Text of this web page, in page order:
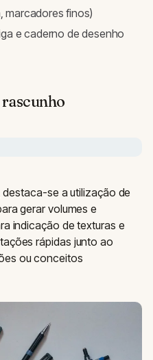
marcadores finos)
e caderno de desenho
se a utilização de
gerar volumes e
indicação de texturas e
rápidas junto ao
ou conceitos